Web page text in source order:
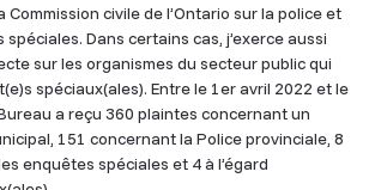
Commission civile de l’Ontario sur la police et
spéciales. Dans certains cas, j’exerce aussi
sur les organismes du secteur public qui
spéciaux(ales). Entre le 1er avril 2022 et le
a reçu 360 plaintes concernant un
151 concernant la Police provinciale, 8
enquêtes spéciales et 4 à l’égard